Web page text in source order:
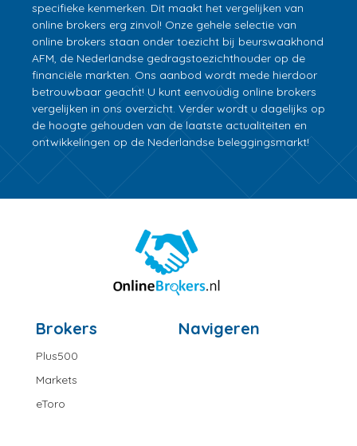
specifieke kenmerken. Dit maakt het vergelijken van
online brokers erg zinvol! Onze gehele selectie van
online brokers staan onder toezicht bij beurswaakhond
AFM, de Nederlandse gedragstoezichthouder op de
financiële markten. Ons aanbod wordt mede hierdoor
betrouwbaar geacht! U kunt eenvoudig online brokers
vergelijken in ons overzicht. Verder wordt u dagelijks op
de hoogte gehouden van de laatste actualiteiten en
ontwikkelingen op de Nederlandse beleggingsmarkt!
Brokers
Plus500
Markets
eToro
Navigeren